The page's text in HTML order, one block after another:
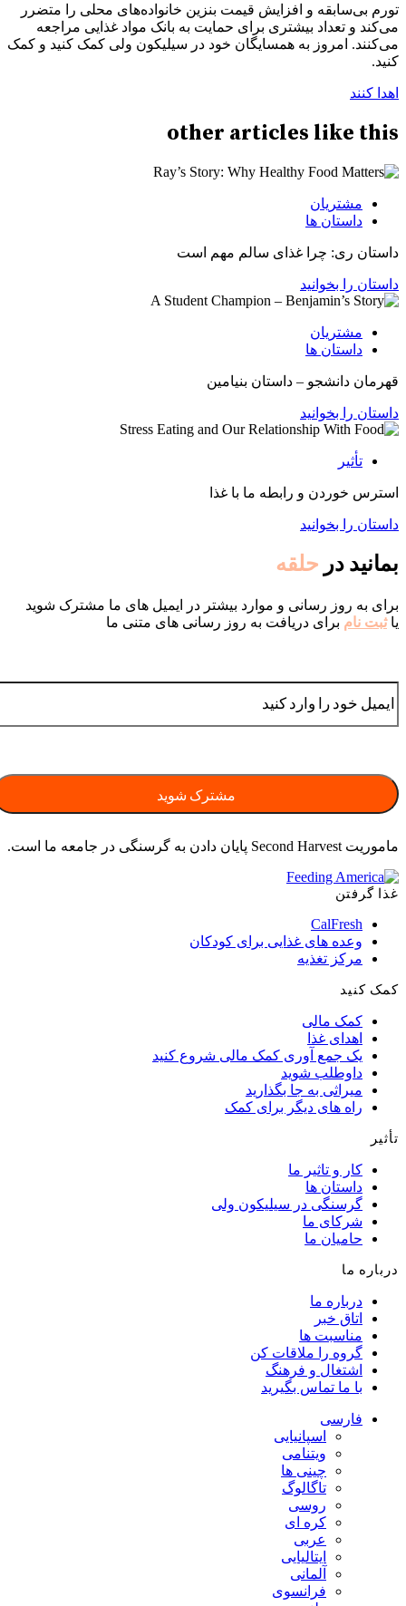
تورم بی‌سابقه و افزایش قیمت بنزین خانواده‌های محلی را متضرر
می‌کند و تعداد بیشتری برای حمایت به بانک مواد غذایی مراجعه
می‌کنند. امروز به همسایگان خود در سیلیکون ولی کمک کنید و کمک
کنید.
اهدا کنند
other articles like this
مشتریان
داستان ها
داستان ری: چرا غذای سالم مهم است
داستان را بخوانید
مشتریان
داستان ها
قهرمان دانشجو – داستان بنیامین
داستان را بخوانید
تأثیر
استرس خوردن و رابطه ما با غذا
داستان را بخوانید
بمانید در حلقه
برای به روز رسانی و موارد بیشتر در ایمیل های ما مشترک شوید
یاثبت نام برای دریافت به روز رسانی های متنی ما
ماموریت Second Harvest پایان دادن به گرسنگی در جامعه ما است.
غذا گرفتن
CalFresh
وعده های غذایی برای کودکان
مرکز تغذیه
کمک کنید
کمک مالی
اهدای غذا
یک جمع آوری کمک مالی شروع کنید
داوطلب شوید
میراثی به جا بگذارید
راه های دیگر برای کمک
تأثیر
کار و تاثیر ما
داستان ها
گرسنگی در سیلیکون ولی
شرکای ما
حامیان ما
درباره ما
درباره ما
اتاق خبر
مناسبت ها
گروه را ملاقات کن
اشتغال و فرهنگ
با ما تماس بگیرید
فارسی
اسپانیایی
ویتنامی
چینی ها
تاگالوگ
روسی
کره ای
عربی
ایتالیایی
آلمانی
فرانسوی